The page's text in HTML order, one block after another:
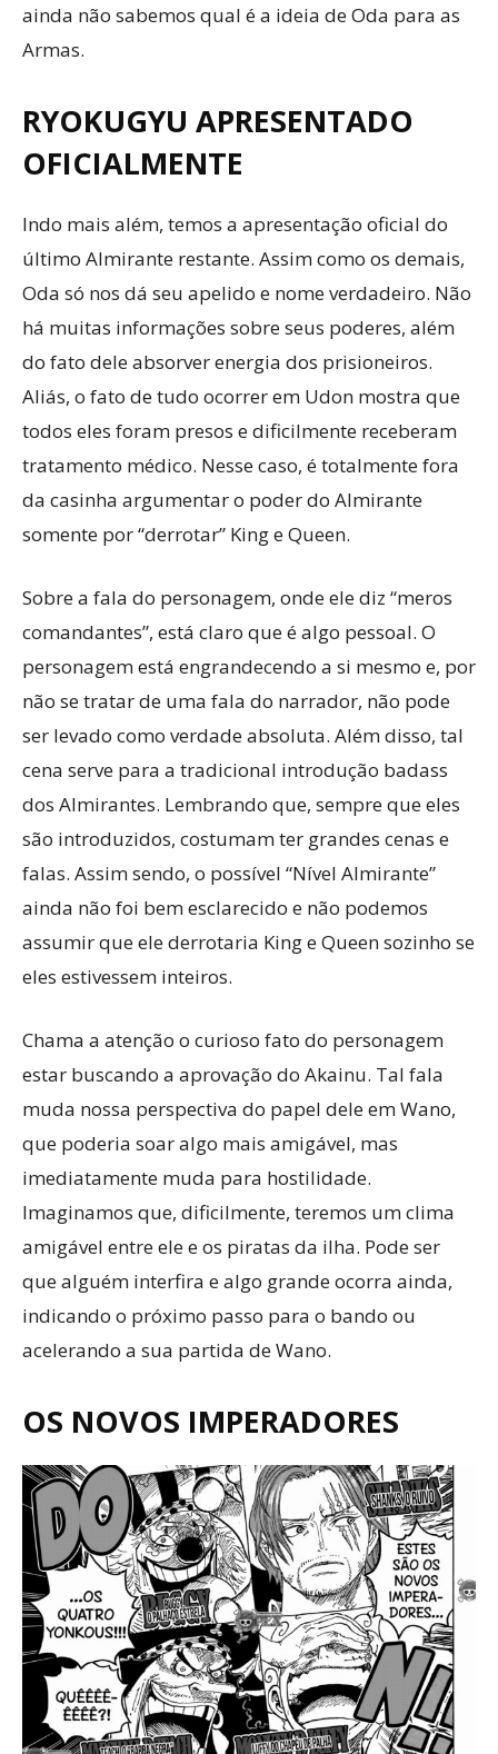
ainda não sabemos qual é a ideia de Oda para as
Armas.
RYOKUGYU APRESENTADO
OFICIALMENTE
Indo mais além, temos a apresentação oficial do
último Almirante restante. Assim como os demais,
Oda só nos dá seu apelido e nome verdadeiro. Não
há muitas informações sobre seus poderes, além
do fato dele absorver energia dos prisioneiros.
Aliás, o fato de tudo ocorrer em Udon mostra que
todos eles foram presos e dificilmente receberam
tratamento médico. Nesse caso, é totalmente fora
da casinha argumentar o poder do Almirante
somente por “derrotar” King e Queen.
Sobre a fala do personagem, onde ele diz “meros
comandantes”, está claro que é algo pessoal. O
personagem está engrandecendo a si mesmo e, por
não se tratar de uma fala do narrador, não pode
ser levado como verdade absoluta. Além disso, tal
cena serve para a tradicional introdução badass
dos Almirantes. Lembrando que, sempre que eles
são introduzidos, costumam ter grandes cenas e
falas. Assim sendo, o possível “Nível Almirante”
ainda não foi bem esclarecido e não podemos
assumir que ele derrotaria King e Queen sozinho se
eles estivessem inteiros.
Chama a atenção o curioso fato do personagem
estar buscando a aprovação do Akainu. Tal fala
muda nossa perspectiva do papel dele em Wano,
que poderia soar algo mais amigável, mas
imediatamente muda para hostilidade.
Imaginamos que, dificilmente, teremos um clima
amigável entre ele e os piratas da ilha. Pode ser
que alguém interfira e algo grande ocorra ainda,
indicando o próximo passo para o bando ou
acelerando a sua partida de Wano.
OS NOVOS IMPERADORES